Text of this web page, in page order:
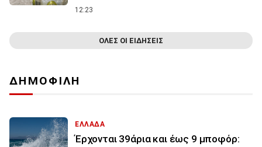
12:23
ΟΛΕΣ ΟΙ ΕΙΔΗΣΕΙΣ
ΔΗΜΟΦΙΛΗ
ΕΛΛΑΔΑ
Έρχονται 39άρια και έως 9 μποφόρ: